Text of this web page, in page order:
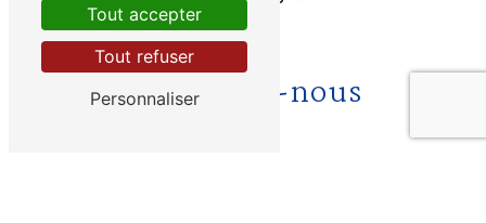
Contactez-nous
Tout accepter
Tout refuser
Personnaliser